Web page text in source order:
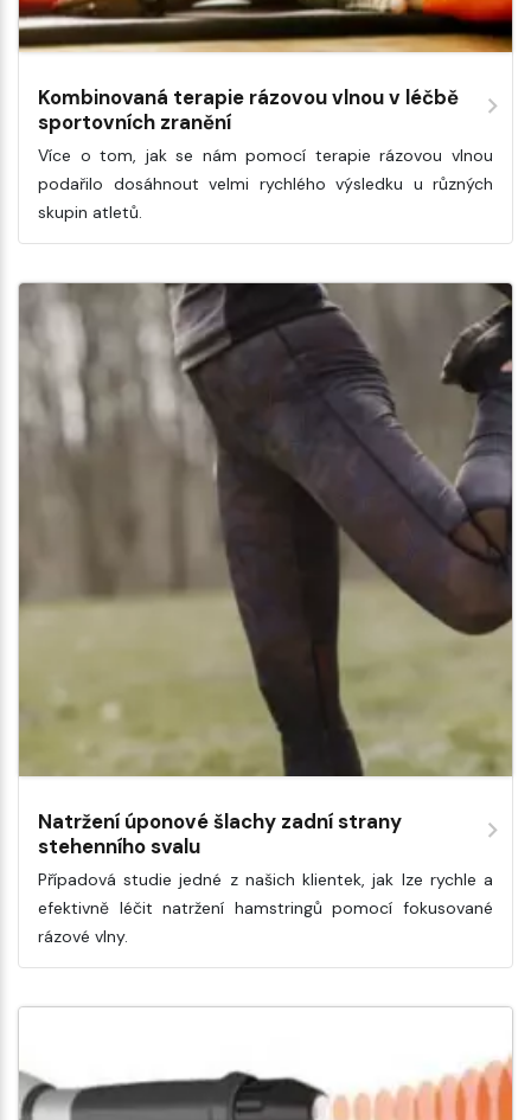
Kombinovaná terapie rázovou vlnou v léčbě
sportovních zranění
Více o tom, jak se nám pomocí terapie rázovou vlnou
podařilo dosáhnout velmi rychlého výsledku u různých
skupin atletů.
Natržení úponové šlachy zadní strany
stehenního svalu
Případová studie jedné z našich klientek, jak lze rychle a
efektivně léčit natržení hamstringů pomocí fokusované
rázové vlny.